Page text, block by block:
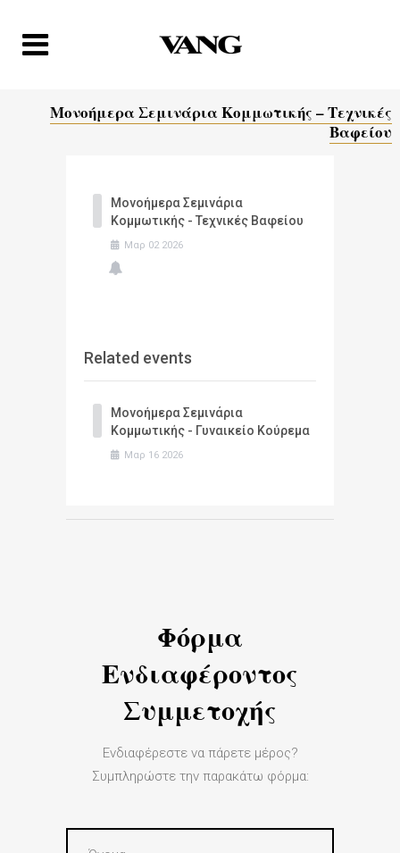
Μονοήμερα Σεμινάρια Κομμωτικής – Τεχνικές
Βαφείου
Μονοήμερα Σεμινάρια
Κομμωτικής - Τεχνικές Βαφείου
Μαρ 02 2026
Related events
Μονοήμερα Σεμινάρια
Κομμωτικής - Γυναικείο Κούρεμα
Μαρ 16 2026
Φόρμα
Ενδιαφέροντος
Συμμετοχής
Ενδιαφέρεστε να πάρετε μέρος?
Συμπληρώστε την παρακάτω φόρμα: